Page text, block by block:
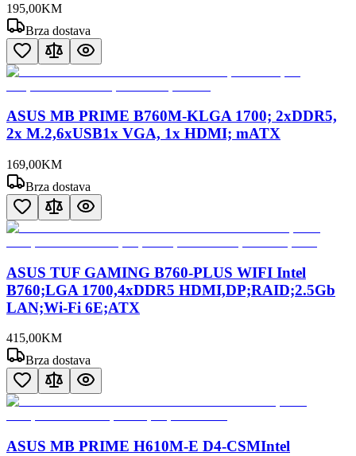
195,00KM
Brza dostava
ASUS MB PRIME B760M-KLGA 1700; 2xDDR5,
2x M.2,6xUSB1x VGA, 1x HDMI; mATX
169,00KM
Brza dostava
ASUS TUF GAMING B760-PLUS WIFI Intel
B760;LGA 1700,4xDDR5 HDMI,DP;RAID;2.5Gb
LAN;Wi-Fi 6E;ATX
415,00KM
Brza dostava
ASUS MB PRIME H610M-E D4-CSMIntel